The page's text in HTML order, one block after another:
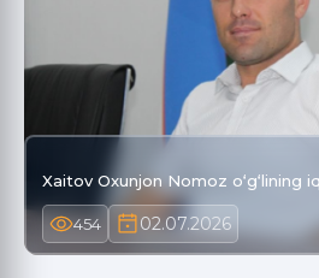
Xaitov Oxunjon Nomoz o‘g‘lining
454 02.07.2026